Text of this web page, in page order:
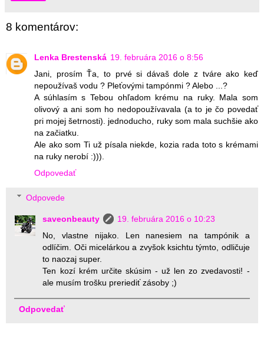
8 komentárov:
Lenka Brestenská 19. februára 2016 o 8:56
Jani, prosím Ťa, to prvé si dávaš dole z tváre ako keď
nepoužívaš vodu ? Pleťovými tampónmi ? Alebo ...?
A súhlasím s Tebou ohľadom krému na ruky. Mala som
olivový a ani som ho nedopoužívavala (a to je čo povedať
pri mojej šetrnosti). jednoducho, ruky som mala suchšie ako
na začiatku.
Ale ako som Ti už písala niekde, kozia rada toto s krémami
na ruky nerobí :))).
Odpovedať
Odpovede
saveonbeauty
19. februára 2016 o 10:23
No, vlastne nijako. Len nanesiem na tampónik a
odlíčim. Oči micelárkou a zvyšok ksichtu týmto, odličuje
to naozaj super.
Ten kozí krém určite skúsim - už len zo zvedavosti! -
ale musím trošku preriediť zásoby ;)
Odpovedať